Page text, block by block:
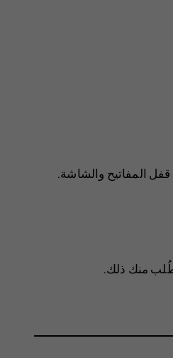
المفاتيح والشاشة.
طُلب منك ذلك.